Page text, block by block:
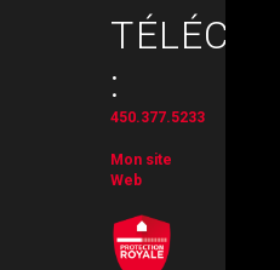
:
450.377.5233
Mon site
Web